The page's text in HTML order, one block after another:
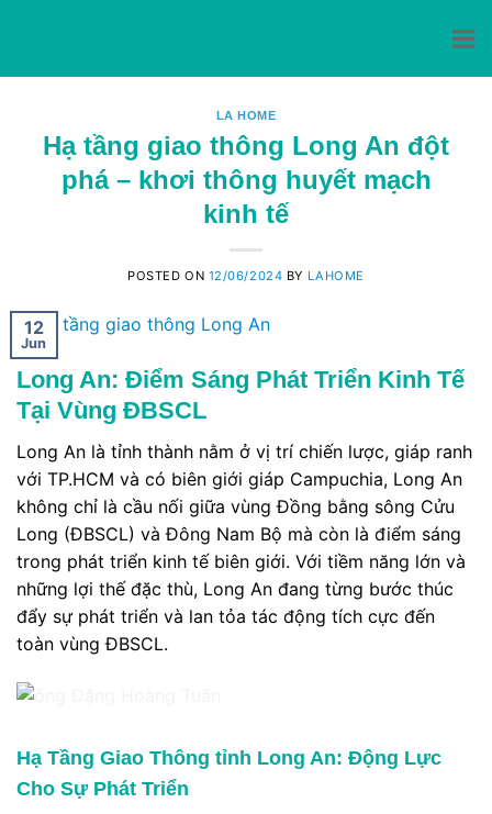
content
LA HOME
Hạ tầng giao thông Long An đột
phá – khơi thông huyết mạch
kinh tế
POSTED ON 12/06/2024 BY LAHOME
12
Jun
Long An: Điểm Sáng Phát Triển Kinh Tế
Tại Vùng ĐBSCL
Long An là tỉnh thành nằm ở vị trí chiến lược, giáp ranh
với TP.HCM và có biên giới giáp Campuchia, Long An
không chỉ là cầu nối giữa vùng Đồng bằng sông Cửu
Long (ĐBSCL) và Đông Nam Bộ mà còn là điểm sáng
trong phát triển kinh tế biên giới. Với tiềm năng lớn và
những lợi thế đặc thù, Long An đang từng bước thúc
đẩy sự phát triển và lan tỏa tác động tích cực đến
toàn vùng ĐBSCL.
Hạ Tầng Giao Thông tỉnh Long An: Động Lực
Cho Sự Phát Triển